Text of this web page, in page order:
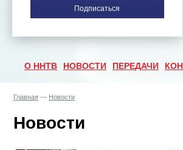
О ННТВ НОВОСТИ ПЕРЕДАЧИ
Главная — Новости
Новости
Подписаться